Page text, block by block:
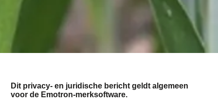
Dit privacy- en juridische bericht geldt algemeen
voor de Emotron-merksoftware.